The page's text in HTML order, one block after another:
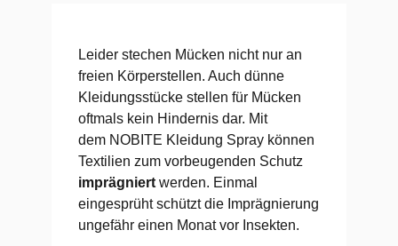
Leider stechen Mücken nicht nur an
freien Körperstellen. Auch dünne
Kleidungsstücke stellen für Mücken
oftmals kein Hindernis dar. Mit
dem NOBITE Kleidung Spray können
Textilien zum vorbeugenden Schutz
imprägniert werden. Einmal
eingesprüht schützt die Imprägnierung
ungefähr einen Monat vor Insekten.